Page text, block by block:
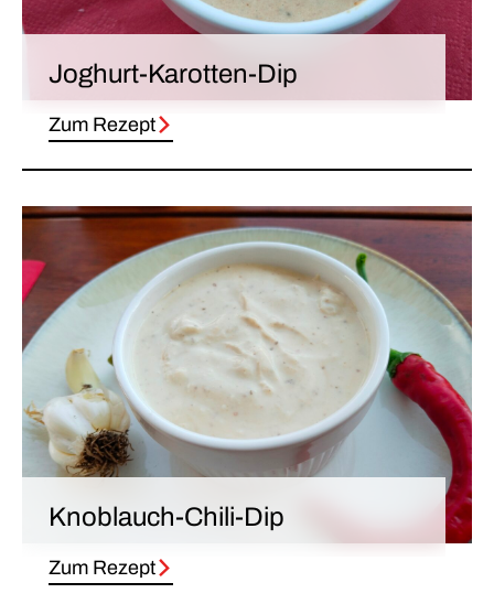
Joghurt-Karotten-Dip
Zum Rezept
Knoblauch-Chili-Dip
Zum Rezept